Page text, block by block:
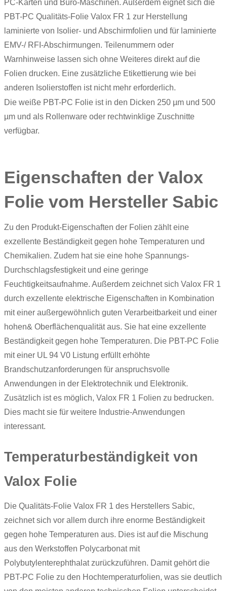
PC-Karten und Büro-Maschinen. Außerdem eignet sich die
PBT-PC Qualitäts-Folie Valox FR 1 zur Herstellung
laminierte von Isolier- und Abschirmfolien und für laminierte
EMV-/ RFI-Abschirmungen. Teilenummern oder
Warnhinweise lassen sich ohne Weiteres direkt auf die
Folien drucken. Eine zusätzliche Etikettierung wie bei
anderen Isolierstoffen ist nicht mehr erforderlich.
Die weiße PBT-PC Folie ist in den Dicken 250 µm und 500
µm und als Rollenware oder rechtwinklige Zuschnitte
verfügbar.
Eigenschaften der Valox
Folie vom Hersteller Sabic
Zu den Produkt-Eigenschaften der Folien zählt eine
exzellente Beständigkeit gegen hohe Temperaturen und
Chemikalien. Zudem hat sie eine hohe Spannungs-
Durchschlagsfestigkeit und eine geringe
Feuchtigkeitsaufnahme. Außerdem zeichnet sich Valox FR 1
durch exzellente elektrische Eigenschaften in Kombination
mit einer außergewöhnlich guten Verarbeitbarkeit und einer
hohen& Oberflächenqualität aus. Sie hat eine exzellente
Beständigkeit gegen hohe Temperaturen. Die PBT-PC Folie
mit einer UL 94 V0 Listung erfüllt erhöhte
Brandschutzanforderungen für anspruchsvolle
Anwendungen in der Elektrotechnik und Elektronik.
Zusätzlich ist es möglich, Valox FR 1 Folien zu bedrucken.
Dies macht sie für weitere Industrie-Anwendungen
interessant.
Temperaturbeständigkeit von
Valox Folie
Die Qualitäts-Folie Valox FR 1 des Herstellers Sabic,
zeichnet sich vor allem durch ihre enorme Beständigkeit
gegen hohe Temperaturen aus. Dies ist auf die Mischung
aus den Werkstoffen Polycarbonat mit
Polybutylenterephthalat zurückzuführen. Damit gehört die
PBT-PC Folie zu den Hochtemperaturfolien, was sie deutlich